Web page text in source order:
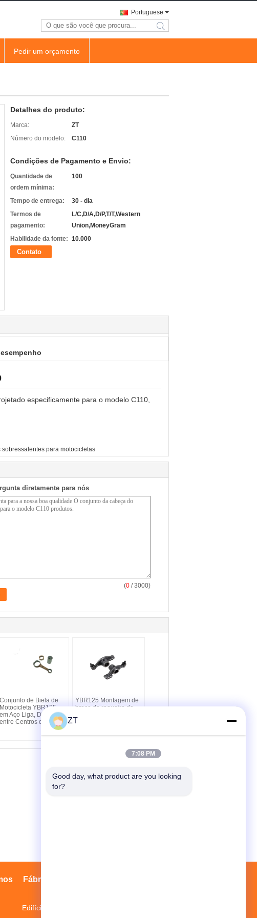
Portuguese
search
Pedir um orçamento
Detalhes do produto:
Marca:
ZT
Número do modelo:
C110
Condições de Pagamento e Envio:
Quantidade de
ordem mínima:
100
Tempo de entrega:
30 - dia
Termos de
pagamento:
L/C,D/A,D/P,T/T,Western
Union,MoneyGram
Habilidade da fonte: 10.000
Contato
especificamente para o modelo C110,
sobressalentes para motocicletas
diretamente para nós
(0 / 3000)
Conjunto de Biela de
Motocicleta YBR125
em Aço Liga, Distância
entre Centros de 89MM
YBR125 Montagem de
braço de roqueiro de
partes de acionamento
fundido
Fábrica
Edifício 3, Parque Industrial Mopei, distrito
ZT
7:08 PM
Good day, what product are you looking
for?